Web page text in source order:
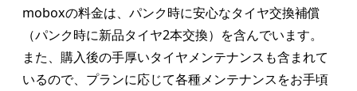
moboxの料金は、パンク時に安心なタイヤ交換補償
（パンク時に新品タイヤ2本交換）を含んでいます。
また、購入後の手厚いタイヤメンテナンスも含まれて
いるので、プランに応じて各種メンテナンスをお手頃